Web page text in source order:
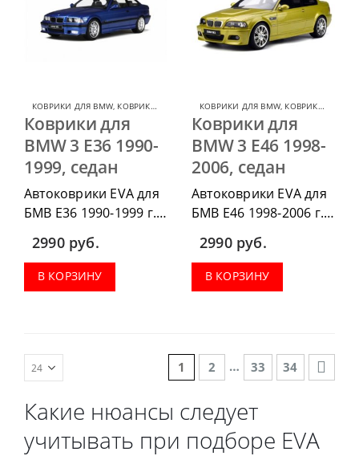
КОВРИКИ ДЛЯ BMW, КОВРИКИ ДЛЯ BMW 3 SERIES
Коврики для
BMW 3 E36 1990-
1999, седан
Автоковрики EVA для
БМВ Е36 1990-1999 г.в.
седан можно
приобрести в
комплектации:
водительский коврик,
2990 руб.
В КОРЗИНУ
КОВРИКИ ДЛЯ BMW, КОВРИКИ ДЛЯ BMW 3 SERIES
Коврики для
BMW 3 E46 1998-
2006, седан
Автоковрики EVA для
БМВ Е46 1998-2006 г.в.
седан, можно
приобрести в
комплектации:
водительский коврик,
2990 руб.
В КОРЗИНУ
1 2 … 33 34
Какие нюансы следует
учитывать при подборе EVA